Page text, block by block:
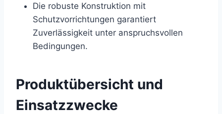
Die robuste Konstruktion mit
Schutzvorrichtungen garantiert
Zuverlässigkeit unter anspruchsvollen
Bedingungen.
Produktübersicht und
Einsatzzwecke